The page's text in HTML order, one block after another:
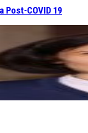
Post-COVID 19